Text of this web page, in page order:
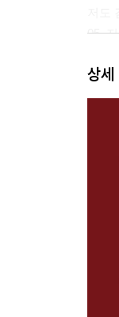
05.
07.
08.
11.
간
상세